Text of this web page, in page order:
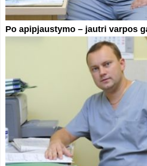
Po apipjaustymo – jautri varpos